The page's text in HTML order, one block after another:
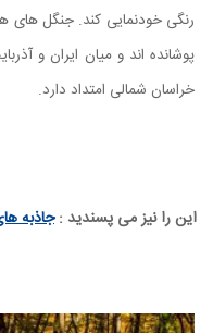
رنگی خودنمایی کند. جنگل های
پوشانده اند و میان ایران و
خراسان شمالی امتداد دارد.
این را نیز می پسندید :جاذبه